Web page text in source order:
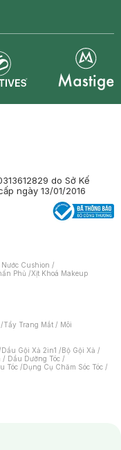
do Sở Kế
ngày 13/01/2016
Nước Cushion /
Phủ /Xịt Khoá Makeup
/Tẩy Trang Mắt / Môi
/Dầu Gội Xả 2in1 /Bộ Gội Xả /
/ Dầu Dưỡng Tóc /
Tóc /Dụng Cụ Chăm Sóc Tóc /